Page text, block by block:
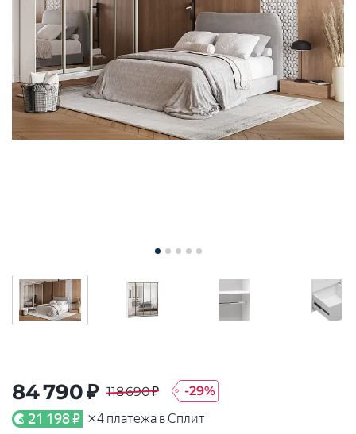
84 790 ₽ 118 690 ₽ -29%
21 198 ₽ ×4 платежа в Сплит